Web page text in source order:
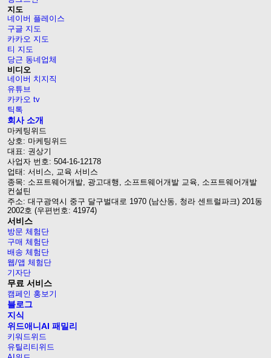
지도
네이버 플레이스
구글 지도
카카오 지도
티 지도
당근 동네업체
비디오
네이버 치지직
유튜브
카카오 tv
틱톡
회사 소개
마케팅위드
상호: 마케팅위드
대표: 권상기
사업자 번호: 504-16-12178
업태: 서비스, 교육 서비스
종목: 소프트웨어개발, 광고대행, 소프트웨어개발 교육, 소프트웨어개발
컨설틴
주소: 대구광역시 중구 달구벌대로 1970 (남산동, 청라 센트럴파크) 201동
2002호 (우편번호: 41974)
서비스
방문 체험단
구매 체험단
배송 체험단
웹/앱 체험단
기자단
무료 서비스
캠페인 홍보기
블로그
지식
위드애니AI 패밀리
키워드위드
유틸리티위드